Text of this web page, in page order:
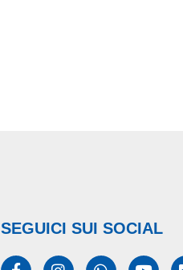
SEGUICI SUI SOCIAL